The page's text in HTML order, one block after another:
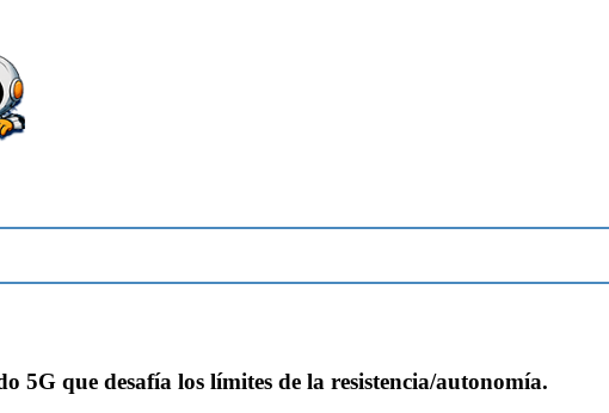
5G que desafía los límites de la resistencia/autonomía.